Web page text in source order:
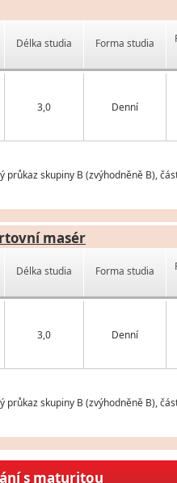
Délka studia Forma studia
3,0 Denní
průkaz skupiny B (zvýhodněně B),
masér
Délka studia Forma studia
3,0 Denní
průkaz skupiny B (zvýhodněně B),
s maturitou